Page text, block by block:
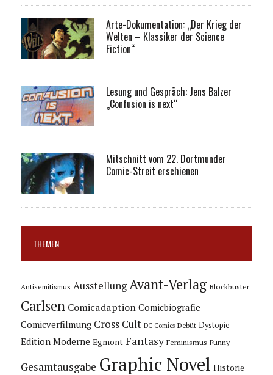
Arte-Dokumentation: „Der Krieg der
Welten – Klassiker der Science
Fiction“
Lesung und Gespräch: Jens Balzer
„Confusion is next“
Mitschnitt vom 22. Dortmunder
Comic-Streit erschienen
THEMEN
Antisemitismus Ausstellung Avant-Verlag Blockbuster
Carlsen Comicadaption Comicbiografie
Comicverfilmung Cross Cult DC Comics Debüt Dystopie
Edition Moderne Egmont Fantasy Feminismus Funny
Gesamtausgabe Graphic Novel Historie